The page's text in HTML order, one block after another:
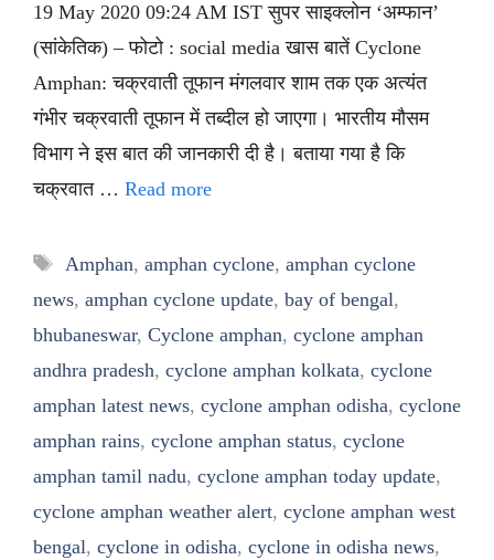
19 May 2020 09:24 AM IST सुपर साइक्लोन ‘अम्फान’
(सांकेतिक) – फोटो : social media खास बातें Cyclone
Amphan: चक्रवाती तूफान मंगलवार शाम तक एक अत्यंत
गंभीर चक्रवाती तूफान में तब्दील हो जाएगा। भारतीय मौसम
विभाग ने इस बात की जानकारी दी है। बताया गया है कि
चक्रवात … Read more
Tags
Amphan, amphan cyclone, amphan cyclone
news, amphan cyclone update, bay of bengal,
bhubaneswar, Cyclone amphan, cyclone amphan
andhra pradesh, cyclone amphan kolkata, cyclone
amphan latest news, cyclone amphan odisha, cyclone
amphan rains, cyclone amphan status, cyclone
amphan tamil nadu, cyclone amphan today update,
cyclone amphan weather alert, cyclone amphan west
bengal, cyclone in odisha, cyclone in odisha news,